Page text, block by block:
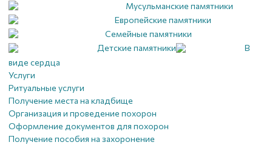
Мусульманские памятники
Европейские памятники
Семейные памятники
Детские памятники
В
виде сердца
Услуги
Ритуальные услуги
Получение места на кладбище
Организация и проведение похорон
Оформление документов для похорон
Получение пособия на захоронение